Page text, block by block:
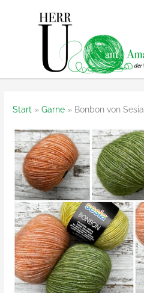
Start Garne Bonbon von Sesia